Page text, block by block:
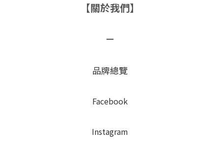
【關於我們】
－
品牌總覽
Facebook
Instagram